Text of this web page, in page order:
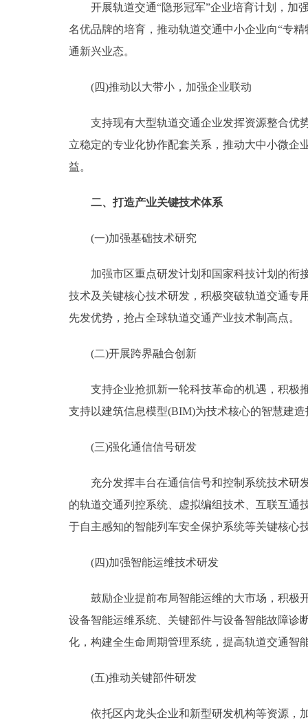
开展轨道交通“隐形冠军”企业培育计划，加强
名优品牌的培育，推动轨道交通中小企业向“专
通新兴业态。
(四)推动以大带小，加强企业联动
支持现有大型轨道交通企业发挥资源整合优势
立稳定的专业化协作配套关系，推动大中小微企
益。
二、打造产业关键技术体系
(一)加强基础技术研究
加强市区重点研发计划和国家科技计划的衔接
技术及关键核心技术研发，积极突破轨道交通专
先发优势，抢占全球轨道交通产业技术制高点。
(二)开展跨界融合创新
支持企业抢抓新一轮科技革命的机遇，积极推
支持以建筑信息模型(BIM)为技术核心的智慧建
(三)强化通信信号研发
充分发挥丰台在通信信号和控制系统技术研发
的轨道交通列控系统、虚拟编组技术、互联互通
于自主感知的智能列车安全保护系统等关键核心
(四)加强智能运维技术研发
鼓励企业提前布局智能运维的大市场，积极开
设备智能运维系统、关键部件与设备智能故障诊
化，构建全生命周期管理系统，提高轨道交通智
(五)推动关键部件研发
依托区内龙头企业和新型研发机构等资源，加